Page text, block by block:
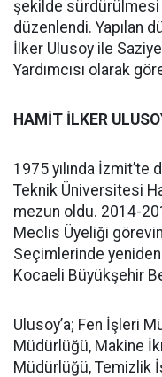
şekilde sürdürülmesi
düzenlendi. Yapılan
İlker Ulusoy ile
Yardımcısı olarak
HAMİT İLKER
1975 yılında İzmit’te
Teknik Üniversitesi
mezun oldu. 2014-
Meclis Üyeliği
Seçimlerinde
Kocaeli Büyükşehir
Ulusoy’a; Fen İşleri
Müdürlüğü, Makine
Müdürlüğü, Temizlik